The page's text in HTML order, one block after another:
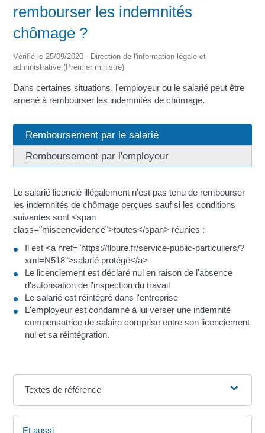
rembourser les indemnités
chômage ?
Vérifié le 25/09/2020 - Direction de l'information légale et
administrative (Premier ministre)
Dans certaines situations, l'employeur ou le salarié peut être
amené à rembourser les indemnités de chômage.
Remboursement par le salarié
Remboursement par l'employeur
Le salarié licencié illégalement n'est pas tenu de rembourser
les indemnités de chômage perçues sauf si les conditions
suivantes sont <span
class="miseenevidence">toutes</span> réunies :
Il est <a href="https://floure.fr/service-public-particuliers/?
xml=N518">salarié protégé</a>
Le licenciement est déclaré nul en raison de l'absence
d'autorisation de l'inspection du travail
Le salarié est réintégré dans l'entreprise
L'employeur est condamné à lui verser une indemnité
compensatrice de salaire comprise entre son licenciement
nul et sa réintégration.
Textes de référence
Et aussi